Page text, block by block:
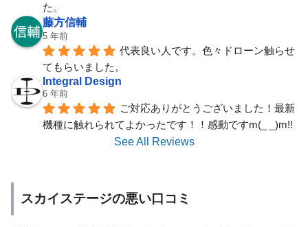
た。
藤方信輔
5 年前
代表良い人です。色々ドローン触らせ
てもらいました。
Integral Design
6 年前
ご対応ありがとうございました！最新
機種に触れられてよかったです！！感動ですm(_ _)m!!
See All Reviews
スカイステージの悪い口コミ